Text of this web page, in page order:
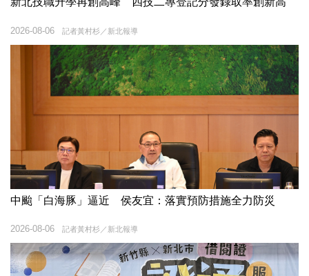
記者黃村杉／新北報導
2026-08-06
中颱「白海豚」逼近 侯友宜：落實預防措施全力防災
記者黃村杉／新北報導
2026-08-06